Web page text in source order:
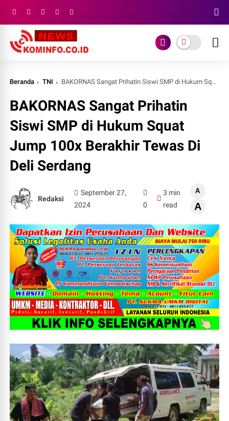
Beranda TNI BAKORNAS Sangat Prihatin Siswi SMP di Hukum Squat Jump 100x Berakhir Tewas Di Deli Serdang
BAKORNAS Sangat Prihatin
Siswi SMP di Hukum Squat
Jump 100x Berakhir Tewas Di
Deli Serdang
Redaksi
September 27,
2024
0
3 min
read
A
A